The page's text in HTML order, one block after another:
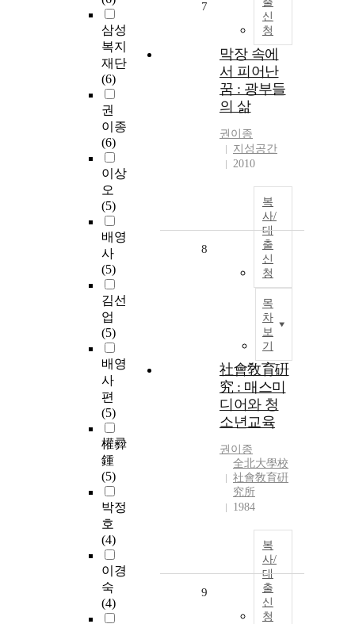
삼성
복지
재단
(6)
권
이종
(6)
이상
오
(5)
배영
사
(5)
김선
업
(5)
배영
사
편
(5)
權彛
鍾
(5)
박정
호
(4)
이경
숙
(4)
신
청
7
막장 속에
서 피어난
꿈 : 광부들
의 삶
권이종
지성공간
2010
복
사/
대
출
신
청
목
차
보
기
8
社會敎育硏
究 : 매스미
디어와 청
소년교육
권이종
全北大學校
社會敎育硏
究所
1984
복
사/
대
출
신
청
9